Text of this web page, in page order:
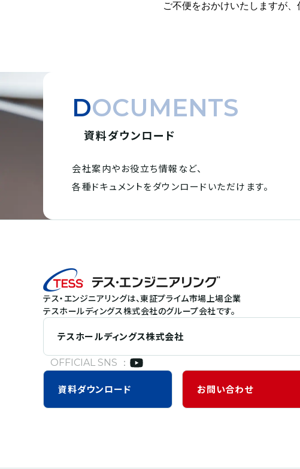
ご不便をおかけいたしますが
DOCUMENTS
資料ダウンロード
会社案内やお役立ち情報など、
各種ドキュメントをダウンロードいただけます。
テス・エンジニアリングは、東証プライム市場上場企業
テスホールディングス株式会社のグループ会社です。
テスホールディングス株式会社
OFFICIAL SNS ：
資料ダウンロード お問い合わせ